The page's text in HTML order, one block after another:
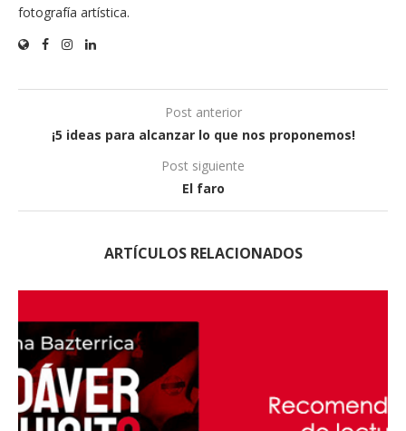
fotografía artística.
Post anterior
¡5 ideas para alcanzar lo que nos proponemos!
Post siguiente
El faro
ARTÍCULOS RELACIONADOS